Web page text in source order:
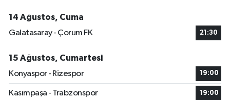
14 Ağustos, Cuma
Galatasaray - Çorum FK
21:30
15 Ağustos, Cumartesi
Konyaspor - Rizespor
19:00
Kasımpaşa - Trabzonspor 19:00